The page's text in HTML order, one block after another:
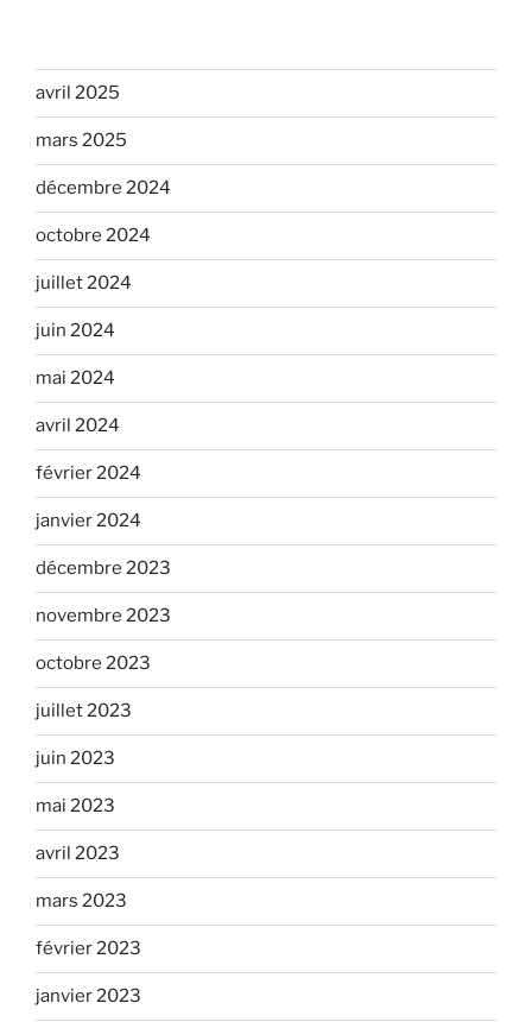
avril 2025
mars 2025
décembre 2024
octobre 2024
juillet 2024
juin 2024
mai 2024
avril 2024
février 2024
janvier 2024
décembre 2023
novembre 2023
octobre 2023
juillet 2023
juin 2023
mai 2023
avril 2023
mars 2023
février 2023
janvier 2023